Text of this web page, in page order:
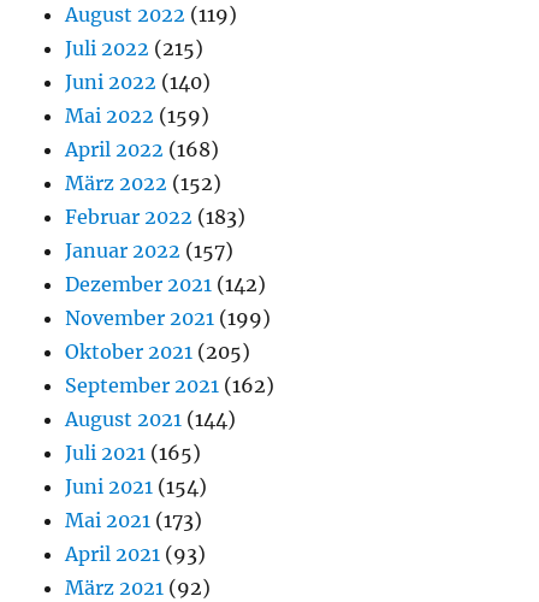
August 2022 (119)
Juli 2022 (215)
Juni 2022 (140)
Mai 2022 (159)
April 2022 (168)
März 2022 (152)
Februar 2022 (183)
Januar 2022 (157)
Dezember 2021 (142)
November 2021 (199)
Oktober 2021 (205)
September 2021 (162)
August 2021 (144)
Juli 2021 (165)
Juni 2021 (154)
Mai 2021 (173)
April 2021 (93)
März 2021 (92)